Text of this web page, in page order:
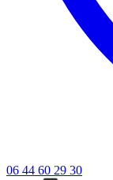
06 44 60 29 30